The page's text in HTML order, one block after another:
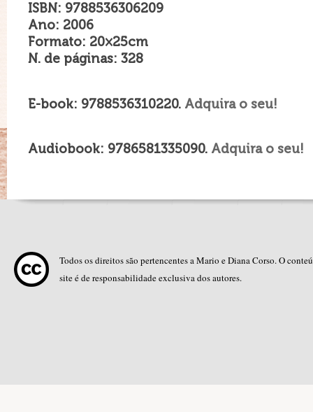
ISBN: 9788536306209
Ano: 2006
Formato: 20×25cm
N. de páginas: 328
E-book: 9788536310220. Adquira o seu!
Audiobook: 9786581335090. Adquira o seu!
Todos os direitos são pertencentes a Mario e Diana Corso. O
site é de responsabilidade exclusiva dos autores.